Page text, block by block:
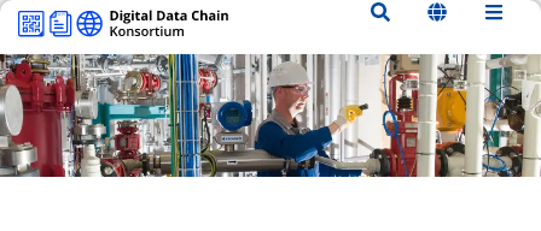
springen